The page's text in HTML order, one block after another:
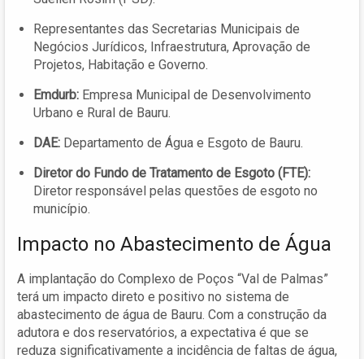
Representantes das Secretarias Municipais de
Negócios Jurídicos, Infraestrutura, Aprovação de
Projetos, Habitação e Governo.
Emdurb: Empresa Municipal de Desenvolvimento
Urbano e Rural de Bauru.
DAE: Departamento de Água e Esgoto de Bauru.
Diretor do Fundo de Tratamento de Esgoto (FTE):
Diretor responsável pelas questões de esgoto no
município.
Impacto no Abastecimento de Água
A implantação do Complexo de Poços “Val de Palmas”
terá um impacto direto e positivo no sistema de
abastecimento de água de Bauru. Com a construção da
adutora e dos reservatórios, a expectativa é que se
reduza significativamente a incidência de faltas de água,